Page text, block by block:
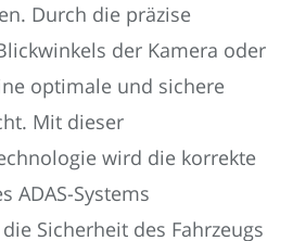
Durch die präzise
der Kamera oder
optimale und sichere
Mit dieser
wird die korrekte
ADAS-Systems
Sicherheit des Fahrzeugs